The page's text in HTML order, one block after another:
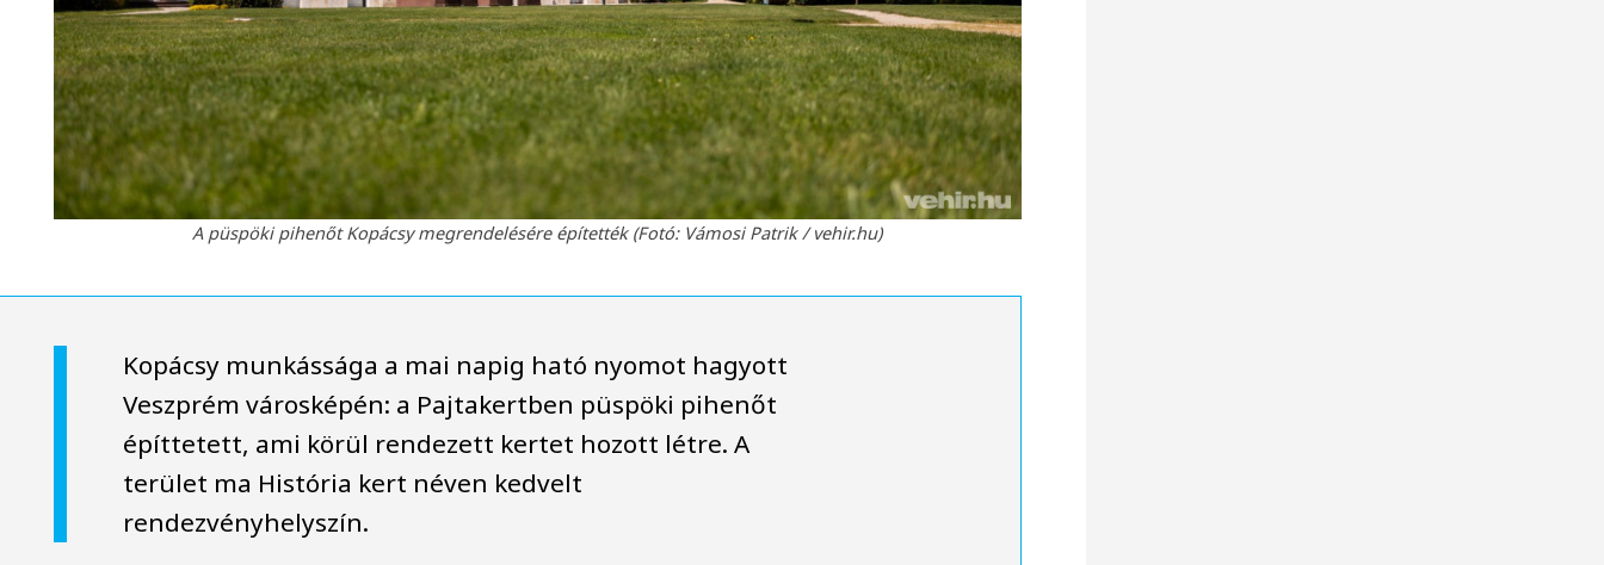
A püspöki pihenőt Kopácsy megrendelésére építették (Fotó: Vámosi Patrik / vehir.hu)
Kopácsy munkássága a mai napig ható nyomot hagyott
Veszprém városképén: a Pajtakertben püspöki pihenőt
építtetett, ami körül rendezett kertet hozott létre. A
terület ma História kert néven kedvelt
rendezvényhelyszín.